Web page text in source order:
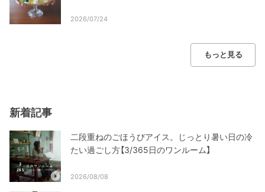
2026/07/24
もっと見る
新着記事
二段重ねのごほうびアイス。じっとり暑い日の冷
たい過ごし方【3/365日のワンルーム】
2026/08/08